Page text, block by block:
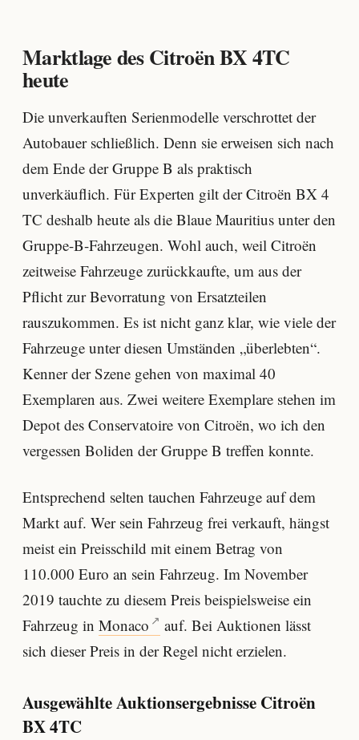
Marktlage des Citroën BX 4TC
heute
Die unverkauften Serienmodelle verschrottet der
Autobauer schließlich. Denn sie erweisen sich nach
dem Ende der Gruppe B als praktisch
unverkäuflich. Für Experten gilt der Citroën BX 4
TC deshalb heute als die Blaue Mauritius unter den
Gruppe-B-Fahrzeugen. Wohl auch, weil Citroën
zeitweise Fahrzeuge zurückkaufte, um aus der
Pflicht zur Bevorratung von Ersatzteilen
rauszukommen. Es ist nicht ganz klar, wie viele der
Fahrzeuge unter diesen Umständen „überlebten“.
Kenner der Szene gehen von maximal 40
Exemplaren aus. Zwei weitere Exemplare stehen im
Depot des Conservatoire von Citroën, wo ich den
vergessen Boliden der Gruppe B treffen konnte.
Entsprechend selten tauchen Fahrzeuge auf dem
Markt auf. Wer sein Fahrzeug frei verkauft, hängst
meist ein Preisschild mit einem Betrag von
110.000 Euro an sein Fahrzeug. Im November
2019 tauchte zu diesem Preis beispielsweise ein
Fahrzeug in Monaco
auf. Bei Auktionen lässt
sich dieser Preis in der Regel nicht erzielen.
Ausgewählte Auktionsergebnisse Citroën
BX 4TC